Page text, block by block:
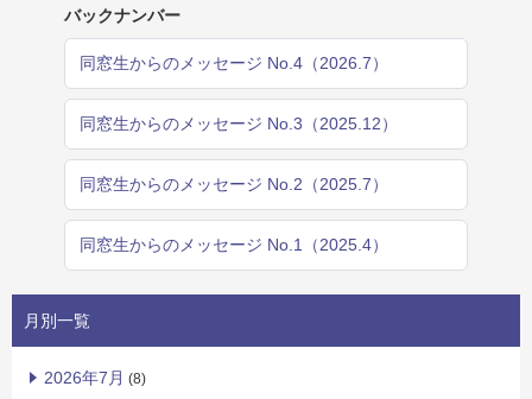
バックナンバー
同窓生からのメッセージ No.4（2026.7）
同窓生からのメッセージ No.3（2025.12）
同窓生からのメッセージ No.2（2025.7）
同窓生からのメッセージ No.1（2025.4）
月別一覧
2026年7月 (8)